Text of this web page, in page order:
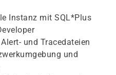
Instanz mit SQL*Plus
und Tracedateien
und